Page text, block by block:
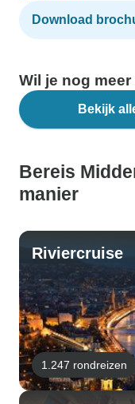
Download
Wil je nog
Bekijk
Bereis
manier
Riviercruise
1.247 rondreizen